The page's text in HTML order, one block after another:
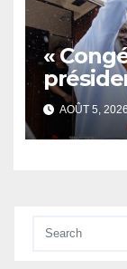
«
AOÛT 5, 2026